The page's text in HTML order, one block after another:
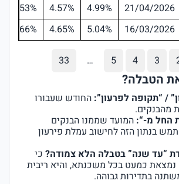
21/04/2026
4.99%
4.57%
4.53%
16/03/2026
5.04%
4.65%
4.66%
3
4
5
…
33
הטבלה?
/ “תקופה לפרעון”: החודש שעבורו
מהבנקים.
החל מ-“: המועד שממנו הבנקים
בנתון הזה לחישוב עמלת פירעון
“עד שנה” בטבלה הלא צמודה?כי
נמצאת כמעט בכל משכנתא, והיא ריבית
בתדירות גבוהה.